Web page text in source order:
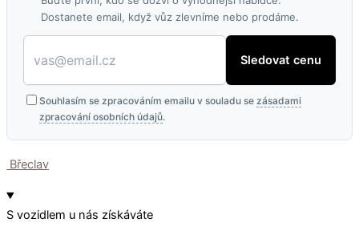
Dostanete email, když vůz zlevníme nebo prodáme.
Sledovat cenu
Souhlasím se zpracováním emailu v souladu se zásadami
zpracování osobních údajů.
Břeclav
S vozidlem u nás získáváte